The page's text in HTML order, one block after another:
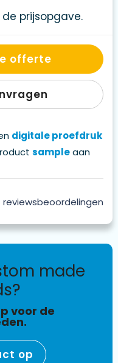
prijsopgave.
offerte
digitale proefdruk
sampleaan
reviewsbeoordelingen
voor de
op